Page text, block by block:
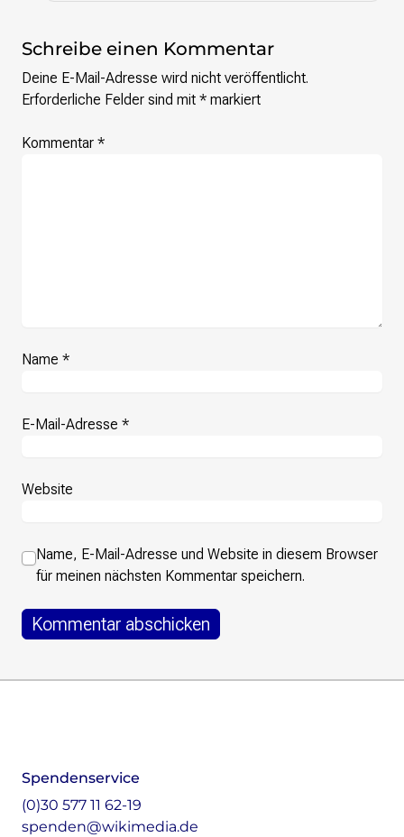
Schreibe einen Kommentar
Deine E-Mail-Adresse wird nicht veröffentlicht.
Erforderliche Felder sind mit * markiert
Kommentar *
Name *
E-Mail-Adresse *
Website
Name, E-Mail-Adresse und Website in diesem Browser
für meinen nächsten Kommentar speichern.
Spendenservice
(0)30 577 11 62-19
spenden@wikimedia.de